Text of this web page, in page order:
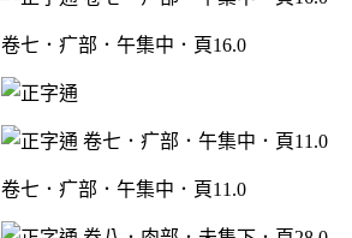
卷七．疒部．午集中．頁16.0
卷七．疒部．午集中．頁11.0